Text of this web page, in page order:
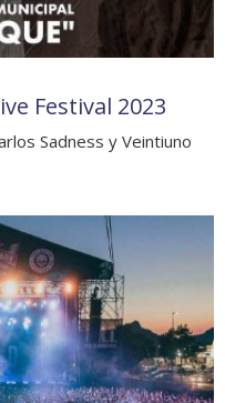
Festival 2023
Sadness y Veintiuno